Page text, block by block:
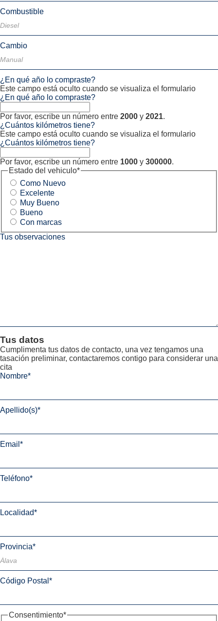
Combustible
Cambio
¿En qué año lo compraste?
Este campo está oculto cuando se visualiza el formulario
¿En qué año lo compraste?
Por favor, escribe un número entre 2000 y 2021.
¿Cuántos kilómetros tiene?
Este campo está oculto cuando se visualiza el formulario
¿Cuántos kilómetros tiene?
Por favor, escribe un número entre 1000 y 300000.
Estado del vehiculo*
Como Nuevo
Excelente
Muy Bueno
Bueno
Con marcas
Tus observaciones
Tus datos
Cumplimenta tus datos de contacto, una vez tengamos una
tasación preliminar, contactaremos contigo para considerar una
cita
Nombre*
Apellido(s)*
Email *
Teléfono*
Localidad*
Provincia*
Código Postal *
Consentimiento*